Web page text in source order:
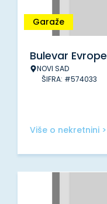
Garaže
Bulevar Evrope
NOVI SAD
ŠIFRA: #574033
Više o nekretnini >